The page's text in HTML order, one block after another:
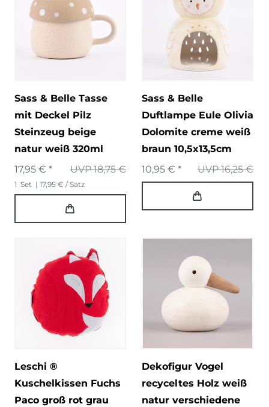
Sass & Belle Tasse
mit Deckel Pilz
Steinzeug beige
natur weiß 320ml
UVP 18,75 €
17,95 € *
1 Set | 17,95 € / Satz
Sass & Belle
Duftlampe Eule Olivia
Dolomite creme weiß
braun 10,5x13,5cm
UVP 16,25 €
10,95 € *
Leschi ®
Kuschelkissen Fuchs
Paco groß rot grau
Dekofigur Vogel
recyceltes Holz weiß
natur verschiedene